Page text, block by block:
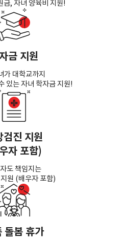
금, 자녀 양육비 지원!
금 지원
가 대학교까지
있는 자녀 학자금 지원!
검진 지원
자 포함)
도 책임지는
원 (배우자 포함)
돌봄 휴가